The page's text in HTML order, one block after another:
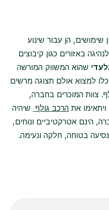
שימושים, הן עבור שינוע
באזורים כגון קיבוצים
שהוא המשווק המורשה
למצוא אולם תצוגה מרשים
צוות המוכרים בחברה,
את הרכב גולף שיהיה
הינם אטרקטיביים ונוחים,
בטוחה, חלקה ונעימה.